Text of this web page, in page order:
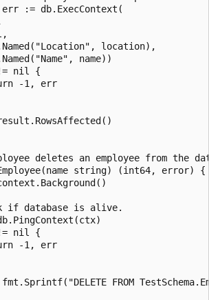
:= db.ExecContext(
location),
name))
nil {
-1, err
deletes an employee from the
string) (int64, error) {
if database is alive.
nil {
-1, err
FROM